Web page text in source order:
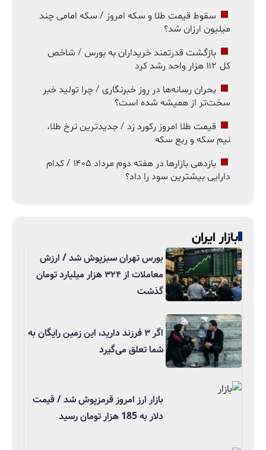
سقوط قیمت طلا و سکه امروز / سکه امامی چند
میلیون ارزان شد؟
بازگشت قدرتمند خریداران به بورس / شاخص
کل ۱۱۲ هزار واحد رشد کرد
بحران رسانه‌ها در روز خبرنگاری / چرا تولید خبر
سخت‌تر از همیشه شده است؟
قیمت طلا امروز رکورد زد / جدیدترین نرخ طلا،
نیم سکه و ربع سکه
بازدهی بازارها در هفته دوم مرداد ۱۴۰۵ / کدام
دارایی بیشترین سود را داد؟
بازار ایران
بورس تهران سبزپوش شد / ارزش
معاملات از ۳۲۴ هزار میلیارد تومان
گذشت
اگر ۳ فرزند دارید، این زمین رایگان به
شما تعلق می‌گیرد
بازار ارز امروز قرمزپوش شد / قیمت
دلار به 185 هزار تومان رسید